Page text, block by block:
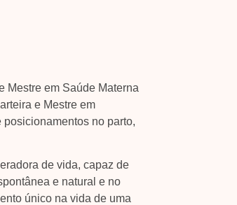
Mestre em Saúde Materna
e Mestre em
posicionamentos no parto,
de vida, capaz de
e natural e no
único na vida de uma